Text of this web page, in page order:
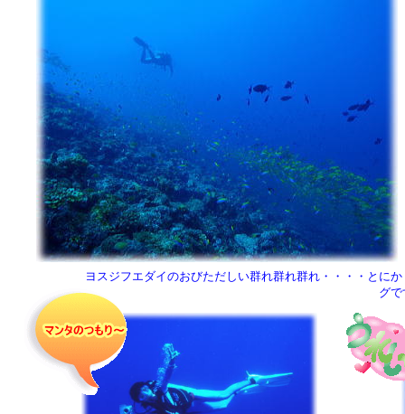
ヨスジフエダイのおびただしい群れ群れ群れ・・・・と
グで